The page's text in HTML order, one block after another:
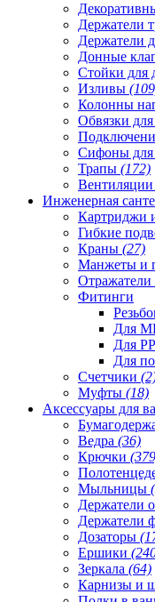
Держатели
Держатели
Донные
Стойки для
Изливы
Колонны
Обвязки
Сифоны для
Трапы (172)
Вентиляции
Инженерная
Картриджи
Гибкие
Краны (27)
Манжеты и
Отражатели
Фитинги
Для
Для
Для
Счетчики
Муфты (18)
Аксессуары для
Ведра (36)
Крючки
Мыльницы
Держатели
Держатели
Дозаторы
Ершики
Зеркала (64)
Карнизы и